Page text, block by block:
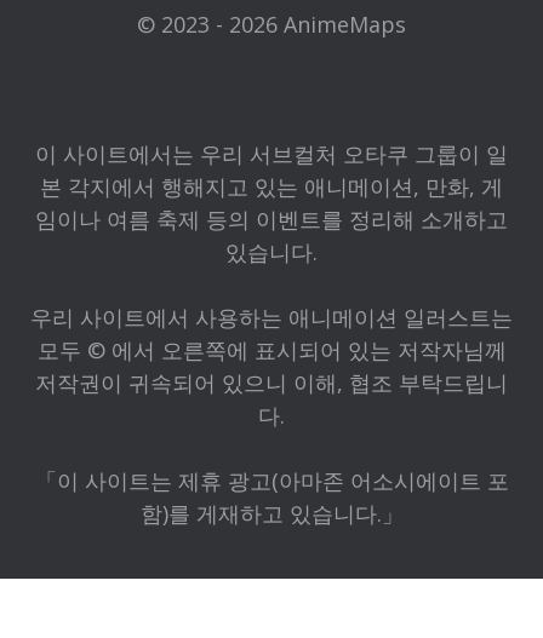
© 2023 - 2026 AnimeMaps
이 사이트에서는 우리 서브컬처 오타쿠 그룹이 일
본 각지에서 행해지고 있는 애니메이션, 만화, 게
임이나 여름 축제 등의 이벤트를 정리해 소개하고
있습니다.
우리 사이트에서 사용하는 애니메이션 일러스트는
모두 © 에서 오른쪽에 표시되어 있는 저작자님께
저작권이 귀속되어 있으니 이해, 협조 부탁드립니
다.
「이 사이트는 제휴 광고(아마존 어소시에이트 포
함)를 게재하고 있습니다.」